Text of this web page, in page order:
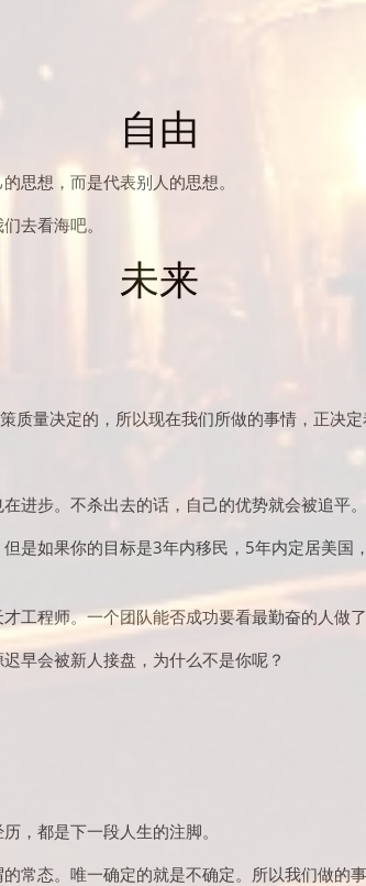
自由
思想，而是代表别人的思想。
去看海吧。
未来
质量决定的，所以现在我们所做的事情，正决
进步。不杀出去的话，自己的优势就会被追平。
是如果你的目标是3年内移民，5年内定居美国
工程师。一个团队能否成功要看最勤奋的人做
早会被新人接盘，为什么不是你呢？
，都是下一段人生的注脚。
常态。唯一确定的就是不确定。所以我们做的